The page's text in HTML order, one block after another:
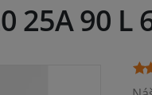
25A 90 L